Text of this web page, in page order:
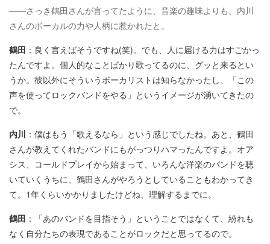
——さっき鶴田さんが言ってたように、音楽の趣味よりも、内川
さんのボーカルの力や人柄に惹かれたと。
鶴田 ：良く言えばそうですね(笑)。でも、人に届ける力はすごかっ
たんですよ。個人的なことばかり歌ってるのに、グッと来るとい
うか。彼以外にそういうボーカリストは知らなかったし、「この
声を使ってロックバンドをやる」というイメージが湧いてきたの
で。
内川 ：僕はもう「歌えるなら」という感じでしたね。あと、鶴田
さんが教えてくれたバンドにもがっつりハマったんですよ。オア
シス、コールドプレイから始まって、いろんな洋楽のバンドを聴
いていくうちに、鶴田さんがやろうとしていることもわかってき
て。1年くらいかかりましたけどね、理解するまでに。
鶴田 ：「あのバンドを目指そう」ということではなくて、紛れも
なく自分たちの表現であることがロックだと思ってるので。